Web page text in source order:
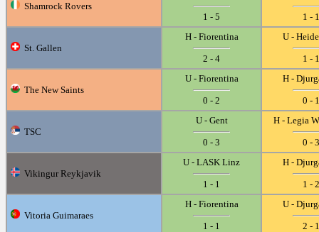
Shamrock Rovers
1 - 5
1 - 1
St. Gallen
H - Fiorentina
2 - 4
U -
1 - 1
The New Saints
U - Fiorentina
0 - 2
H -
0 - 1
TSC
U - Gent
0 - 3
H - Legia
0 - 3
Vikingur Reykjavik
U - LASK Linz
1 - 1
H -
1 - 2
Vitoria Guimaraes
H - Fiorentina
1 - 1
U -
2 - 1